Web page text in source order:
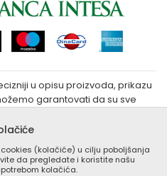
u opisu proizvoda, prikazu
garantovati da su sve
da su dostupni u
na +381 (0) 11 405 9007 / +381
9008
(kolačiće) u cilju poboljšanja
da pregledate i koristite našu
kolačića.